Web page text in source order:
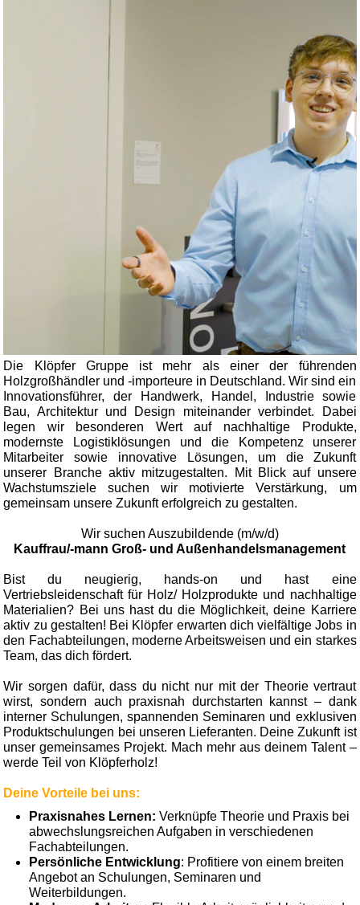
Die Klöpfer Gruppe ist mehr als einer der führenden
Holzgroßhändler und -importeure in Deutschland. Wir sind ein
Innovationsführer, der Handwerk, Handel, Industrie sowie
Bau, Architektur und Design miteinander verbindet. Dabei
legen wir besonderen Wert auf nachhaltige Produkte,
modernste Logistiklösungen und die Kompetenz unserer
Mitarbeiter sowie innovative Lösungen, um die Zukunft
unserer Branche aktiv mitzugestalten. Mit Blick auf unsere
Wachstumsziele suchen wir motivierte Verstärkung, um
gemeinsam unsere Zukunft erfolgreich zu gestalten.
Wir suchen Auszubildende (m/w/d)
Kauffrau/-mann Groß- und Außenhandelsmanagement
Bist du neugierig, hands-on und hast eine
Vertriebsleidenschaft für Holz/ Holzprodukte und nachhaltige
Materialien? Bei uns hast du die Möglichkeit, deine Karriere
aktiv zu gestalten! Bei Klöpfer erwarten dich vielfältige Jobs in
den Fachabteilungen, moderne Arbeitsweisen und ein starkes
Team, das dich fördert.
Wir sorgen dafür, dass du nicht nur mit der Theorie vertraut
wirst, sondern auch praxisnah durchstarten kannst – dank
interner Schulungen, spannenden Seminaren und exklusiven
Produktschulungen bei unseren Lieferanten. Deine Zukunft ist
unser gemeinsames Projekt. Mach mehr aus deinem Talent –
werde Teil von Klöpferholz!
Deine Vorteile bei uns:
Praxisnahes Lernen: Verknüpfe Theorie und Praxis bei
abwechslungsreichen Aufgaben in verschiedenen
Fachabteilungen.
Persönliche Entwicklung: Profitiere von einem breiten
Angebot an Schulungen, Seminaren und
Weiterbildungen.